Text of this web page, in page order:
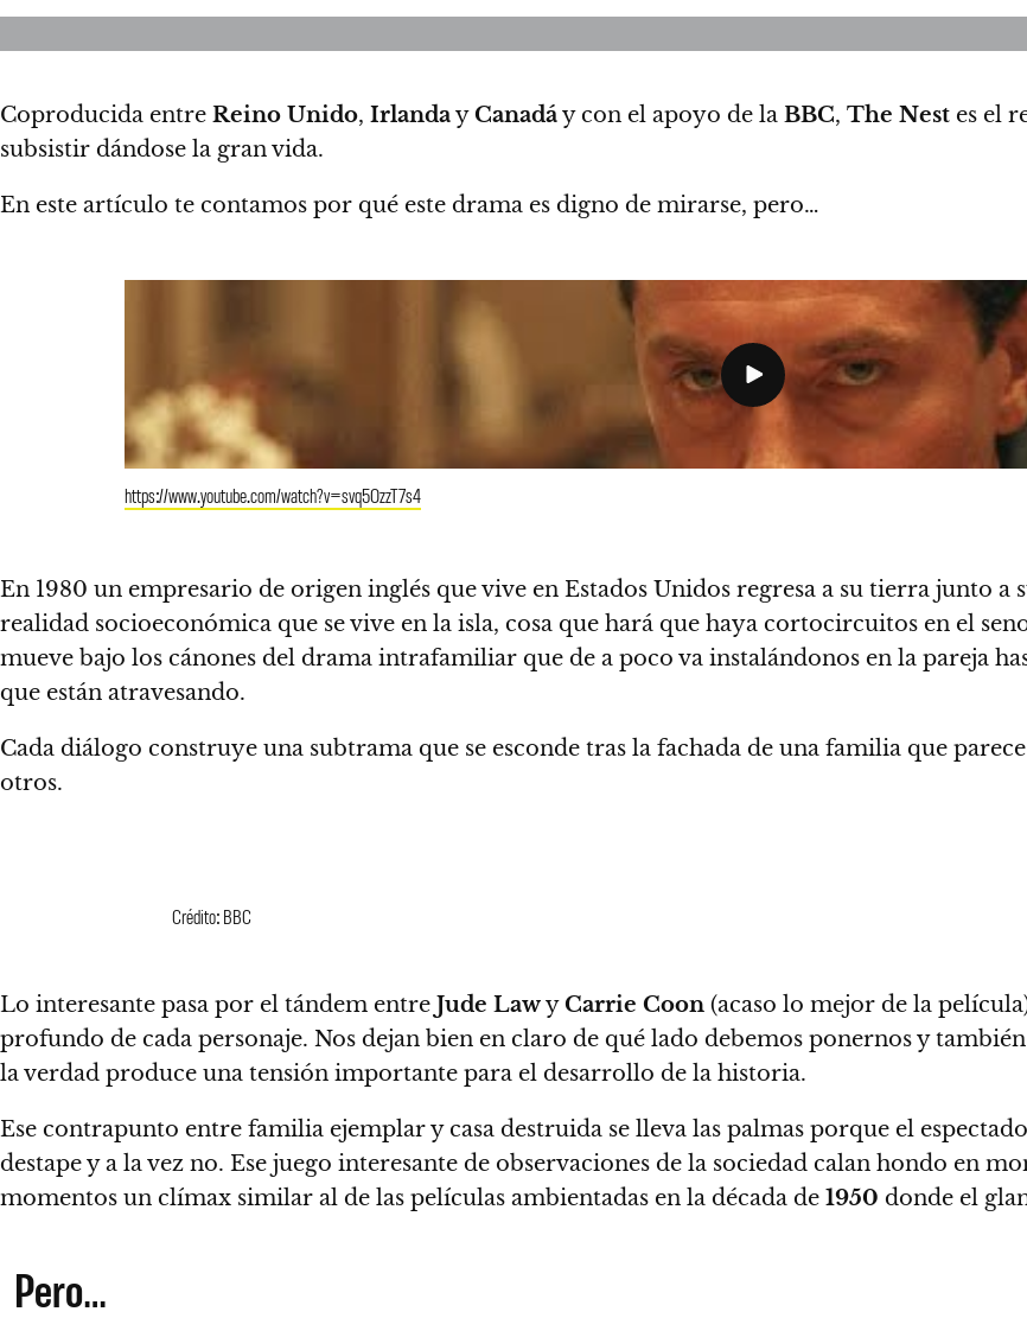
Coproducida entre Reino Unido, IrlandayCanadáy con el apoyo de la BBC, The Nest es el
subsistir dándose la gran vida.
En este artículo te contamos por qué este drama es digno de mirarse, pero…
https://www.youtube.com/watch?v=svq5OzzT7s4
En 1980 un empresario de origen inglés que vive en Estados Unidos regresa a su tierra junto a
realidad socioeconómica que se vive en la isla, cosa que hará que haya cortocircuitos en el
mueve bajo los cánones del drama intrafamiliar que de a poco va instalándonos en la pareja
que están atravesando.
Cada diálogo construye una subtrama que se esconde tras la fachada de una familia que
otros.
Crédito: BBC
Lo interesante pasa por el tándem entre Jude LawyCarrie Coon (acaso lo mejor de la
profundo de cada personaje. Nos dejan bien en claro de qué lado debemos ponernos y
la verdad produce una tensión importante para el desarrollo de la historia.
Ese contrapunto entre familia ejemplar y casa destruida se lleva las palmas porque el
destape y a la vez no. Ese juego interesante de observaciones de la sociedad calan hondo en
momentos un clímax similar al de las películas ambientadas en la década de 1950 donde el
Pero…